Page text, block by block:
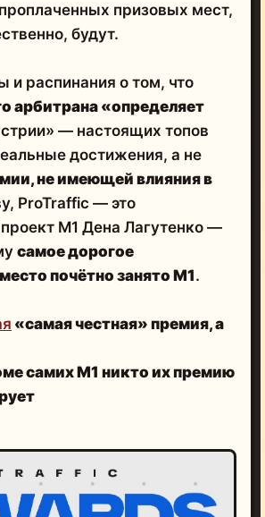
призовых мест,
будут.
и распинания о том, что
арбитрана «определяет
— настоящих топов
достижения, а не
не имеющей влияния в
ProTraffic — это
М1 Дена Лагутенко —
самое дорогое
почётно занято М1.
«самая честная» премия, а
самих М1 никто их премию